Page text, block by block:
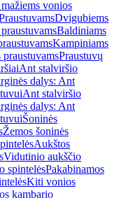
vonios
Dvigubiems
Baldiniams
Kampiniams
Praustuvų
Ant stalviršio
dalys: Ant
Ant stalviršio
dalys: Ant
Šoninės
Žemos šoninės
Aukštos
Vidutinio aukščio
spintelėsPakabinamos
Kiti vonios
kambario